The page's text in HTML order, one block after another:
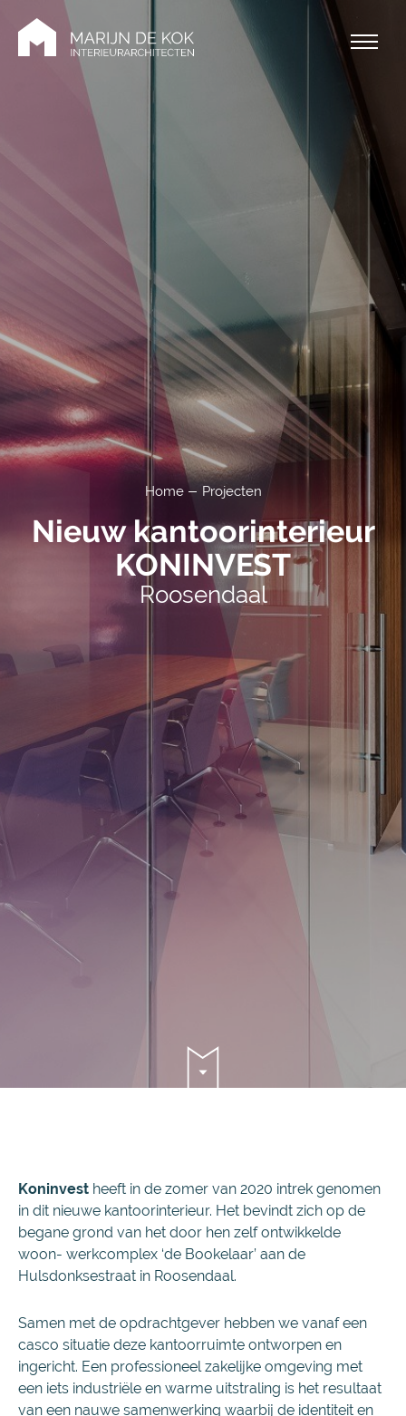
Home Projecten
Nieuw kantoorinterieur
KONINVEST
Roosendaal
Koninvest heeft in de zomer van 2020 intrek genomen
in dit nieuwe kantoorinterieur. Het bevindt zich op de
begane grond van het door hen zelf ontwikkelde
woon- werkcomplex ‘de Bookelaar’ aan de
Hulsdonksestraat in Roosendaal.
Samen met de opdrachtgever hebben we vanaf een
casco situatie deze kantoorruimte ontworpen en
ingericht. Een professioneel zakelijke omgeving met
een iets industriële en warme uitstraling is het resultaat
van een nauwe samenwerking waarbij de identiteit en